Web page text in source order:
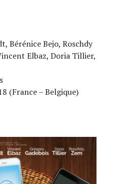
Bérénice Bejo, Roschdy
Elbaz, Doria Tillier,
(France – Belgique)